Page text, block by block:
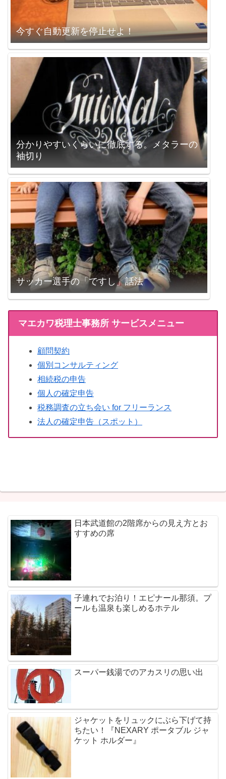
今すぐ自動更新を停止せよ！
分かりやすいくらいに徹底する。メタラーの
袖切り
サッカー選手の「ですし」話法
マエカワ税理士事務所 サービスメニュー
顧問契約
個別コンサルティング
相続税の申告
個人の確定申告
税務調査の立ち会い for フリーランス
法人の確定申告（スポット）
日本武道館の2階席からの見え方とお
すすめの席
子連れでお泊り！エピナール那須。プ
ールも温泉も楽しめるホテル
スーパー銭湯でのアカスリの思い出
ジャケットをリュックにぶら下げて持
ちたい！『NEXARY ポータブル ジャ
ケット ホルダー』